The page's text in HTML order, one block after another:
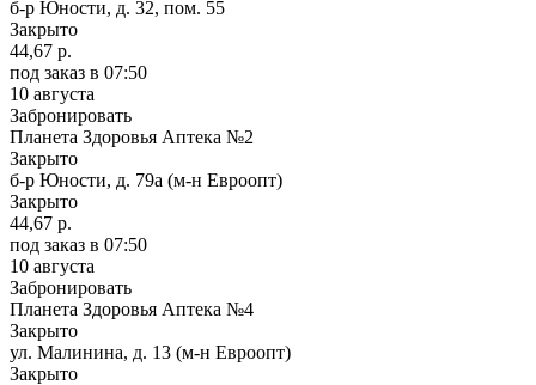
б-р Юности, д. 32, пом. 55
Закрыто
44,67 р.
под заказ в 07:50
10 августа
Забронировать
Планета Здоровья Аптека №2
Закрыто
б-р Юности, д. 79а (м-н Евроопт)
Закрыто
44,67 р.
под заказ в 07:50
10 августа
Забронировать
Планета Здоровья Аптека №4
Закрыто
ул. Малинина, д. 13 (м-н Евроопт)
Закрыто